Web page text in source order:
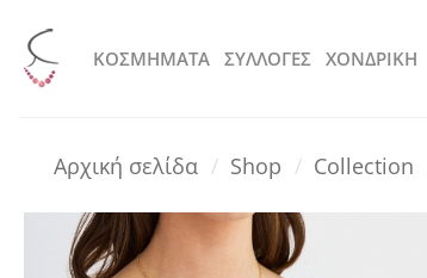
στο
περιεχόμενο
KOΣΜΗΜΑΤΑ ΣΥΛΛΟΓΕΣ ΧΟΝΔΡΙΚΗ
Αρχική σελίδα / Shop / Collection